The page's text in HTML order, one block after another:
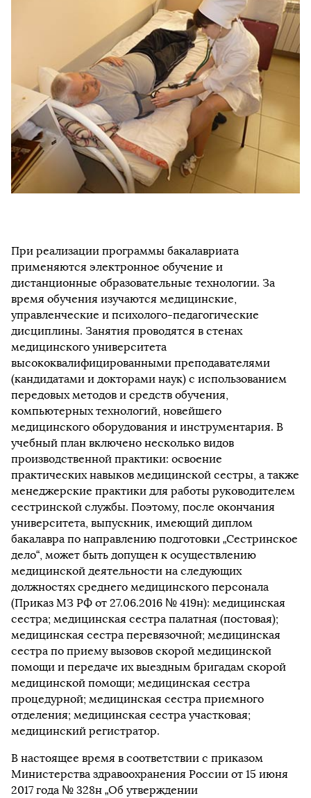
При реализации программы бакалавриата
применяются электронное обучение и
дистанционные образовательные технологии. За
время обучения изучаются медицинские,
управленческие и психолого-педагогические
дисциплины. Занятия проводятся в стенах
медицинского университета
высококвалифицированными преподавателями
(кандидатами и докторами наук) с использованием
передовых методов и средств обучения,
компьютерных технологий, новейшего
медицинского оборудования и инструментария. В
учебный план включено несколько видов
производственной практики: освоение
практических навыков медицинской сестры, а также
менеджерские практики для работы руководителем
сестринской службы. Поэтому, после окончания
университета, выпускник, имеющий диплом
бакалавра по направлению подготовки „Сестринское
дело“, может быть допущен к осуществлению
медицинской деятельности на следующих
должностях среднего медицинского персонала
(Приказ МЗ РФ от 27.06.2016 № 419н): медицинская
сестра; медицинская сестра палатная (постовая);
медицинская сестра перевязочной; медицинская
сестра по приему вызовов скорой медицинской
помощи и передаче их выездным бригадам скорой
медицинской помощи; медицинская сестра
процедурной; медицинская сестра приемного
отделения; медицинская сестра участковая;
медицинский регистратор.
В настоящее время в соответствии с приказом
Министерства здравоохранения России от 15 июня
2017 года № 328н „Об утверждении